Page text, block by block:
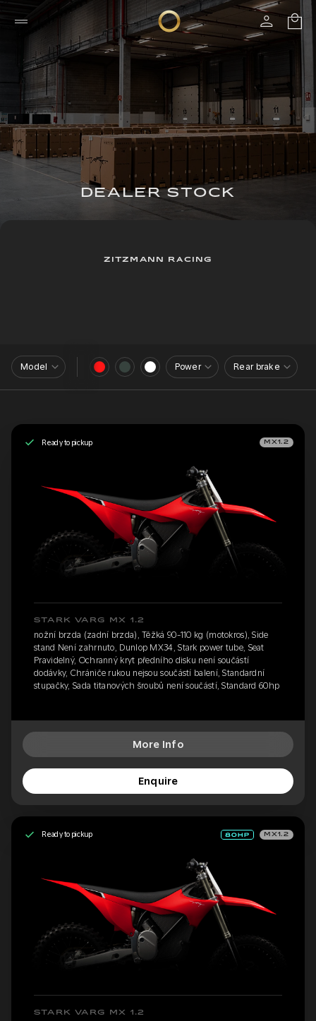
DEALER STOCK
ZITZMANN RACING
Model Power Rear brake
Ready to pickup MX1.2
STARK VARG MX 1.2
nožní brzda (zadní brzda), Těžká 90-110 kg (motokros), Side
stand Není zahrnuto, Dunlop MX34, Stark power tube, Seat
Pravidelný, Ochranný kryt předního disku není součástí
dodávky, Chrániče rukou nejsou součástí balení, Standardní
stupačky, Sada titanových šroubů není součástí, Standard 60hp
More Info
Enquire
Ready to pickup MX1.2
STARK VARG MX 1.2